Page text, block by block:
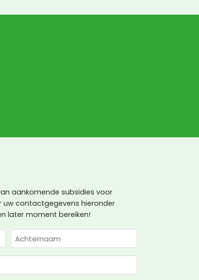
aankomende subsidies voor
uw contactgegevens hieronder
later moment bereiken!
Achternaam